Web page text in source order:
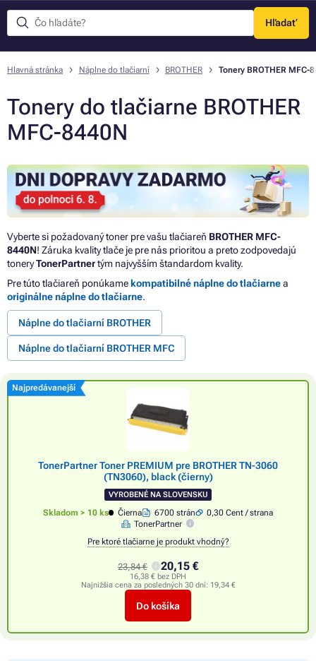
Hľadať
Menu
Hlavná stránka Náplne do tlačiarní BROTHER Tonery BROTHER MFC-
Tonery do tlačiarne BROTHER
MFC-8440N
Vyberte si požadovaný toner pre vašu tlačiareň BROTHER MFC-
8440N! Záruka kvality tlače je pre nás prioritou a preto zodpovedajú
toneryTonerPartnertým najvyšším štandardom kvality.
Pre túto tlačiareň ponúkame kompatibilné náplne do tlačiarnea
originálne náplne do tlačiarne.
Náplne do tlačiarní BROTHER
Náplne do tlačiarní BROTHER MFC
Najpredávanejší
TonerPartner Toner PREMIUM pre BROTHER TN-3060
(TN3060), black (čierny)
VYROBENÉ NA SLOVENSKU
Skladom > 10 ks Čierna 6700 strán
0,30 Cent / strana
TonerPartner
Pre ktoré tlačiarne je produkt vhodný?
23,84 € 20,15 €
16,38 € bez DPH
Najnižšia cena za posledných 30 dní: 19,34 €
Do košíka